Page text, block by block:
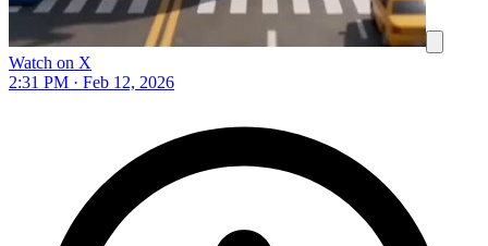
Watch on X
2:31 PM · Feb 12, 2026